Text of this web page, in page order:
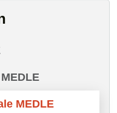
MEDLE